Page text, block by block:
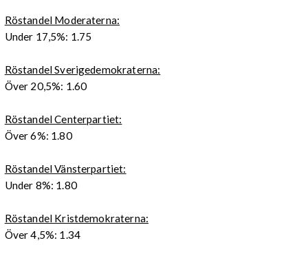
Röstandel Moderaterna:
Under 17,5%: 1.75
Röstandel Sverigedemokraterna:
Över 20,5%: 1.60
Röstandel Centerpartiet:
Över 6%: 1.80
Röstandel Vänsterpartiet:
Under 8%: 1.80
Röstandel Kristdemokraterna:
Över 4,5%: 1.34